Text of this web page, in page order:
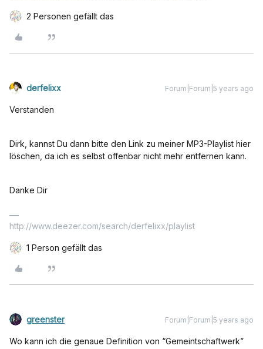
2 Personen gefällt das
derfelixx Forum|Forum|5 years ago
Verstanden
Dirk, kannst Du dann bitte den Link zu meiner MP3-Playlist hier
löschen, da ich es selbst offenbar nicht mehr entfernen kann.
Danke Dir
http://www.deezer.com/search/derfelixx/playlist
1 Person gefällt das
greenster Forum|Forum|5 years ago
Wo kann ich die genaue Definition von “Gemeintschaftwerk”